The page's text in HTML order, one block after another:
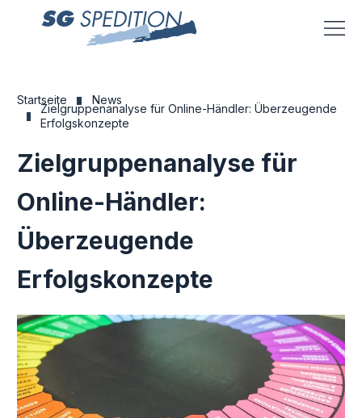
Startseite News
Zielgruppenanalyse für Online-Händler: Überzeugende
Erfolgskonzepte
Zielgruppenanalyse für
Online-Händler:
Überzeugende
Erfolgskonzepte